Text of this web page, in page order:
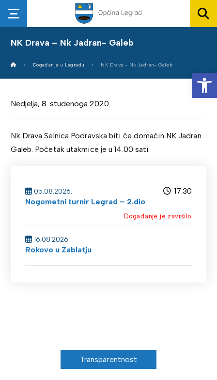
NK Drava – Nk Jadran- Galeb
Događanja u Legradu NK Drava - Nk Jadran- Galeb
Nedjelja, 8. studenoga 2020.
Nk Drava Selnica Podravska biti će domaćin NK Jadran
Galeb. Početak utakmice je u 14.00 sati.
05.08.2026.
17:30
Nogometni turnir Legrad – 2.dio
Događanje je završilo
16.08.2026.
Rokovo u Zablatju
Transparentnost